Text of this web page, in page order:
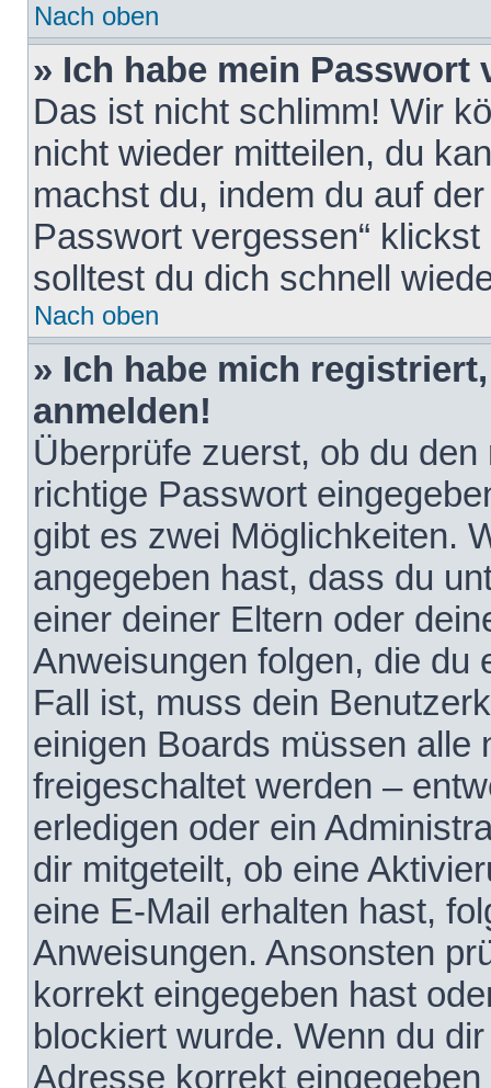
Nach oben
» Ich habe mein Passwort
Das ist nicht schlimm! Wir
nicht wieder mitteilen, du
machst du, indem du auf
Passwort vergessen“
solltest du dich schnell
Nach oben
» Ich habe mich
anmelden!
Überprüfe zuerst, ob du
richtige Passwort
gibt es zwei Möglichkeiten.
angegeben hast, dass du
einer deiner Eltern oder
Anweisungen folgen, die du
Fall ist, muss dein
einigen Boards müssen alle
freigeschaltet werden –
erledigen oder ein
dir mitgeteilt, ob eine
eine E-Mail erhalten hast,
Anweisungen. Ansonsten
korrekt eingegeben hast
blockiert wurde. Wenn du
Adresse korrekt